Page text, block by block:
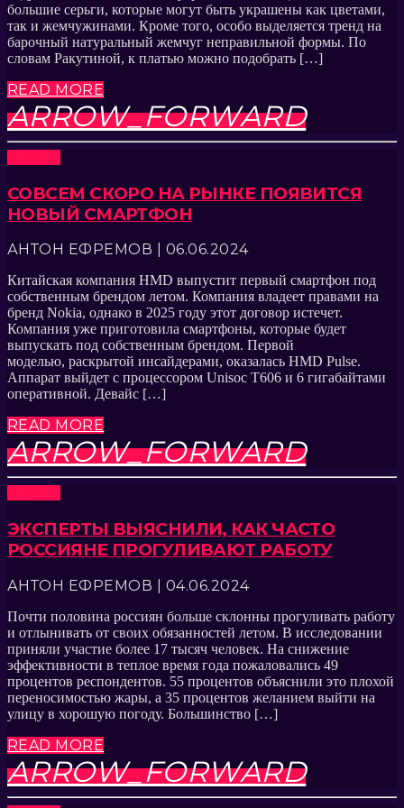
большие серьги, которые могут быть украшены как цветами,
так и жемчужинами. Кроме того, особо выделяется тренд на
барочный натуральный жемчуг неправильной формы. По
словам Ракутиной, к платью можно подобрать […]
READ MORE
ARROW_FORWARD
СОВСЕМ СКОРО НА РЫНКЕ ПОЯВИТСЯ
НОВЫЙ СМАРТФОН
АНТОН ЕФРЕМОВ | 06.06.2024
Китайская компания HMD выпустит первый смартфон под
собственным брендом летом. Компания владеет правами на
бренд Nokia, однако в 2025 году этот договор истечет.
Компания уже приготовила смартфоны, которые будет
выпускать под собственным брендом. Первой
моделью, раскрытой инсайдерами, оказалась HMD Pulse.
Аппарат выйдет с процессором Unisoc T606 и 6 гигабайтами
оперативной. Девайс […]
READ MORE
ARROW_FORWARD
ЭКСПЕРТЫ ВЫЯСНИЛИ, КАК ЧАСТО
РОССИЯНЕ ПРОГУЛИВАЮТ РАБОТУ
АНТОН ЕФРЕМОВ | 04.06.2024
Почти половина россиян больше склонны прогуливать работу
и отлынивать от своих обязанностей летом. В исследовании
приняли участие более 17 тысяч человек. На снижение
эффективности в теплое время года пожаловались 49
процентов респондентов. 55 процентов объяснили это плохой
переносимостью жары, а 35 процентов желанием выйти на
улицу в хорошую погоду. Большинство […]
READ MORE
ARROW_FORWARD